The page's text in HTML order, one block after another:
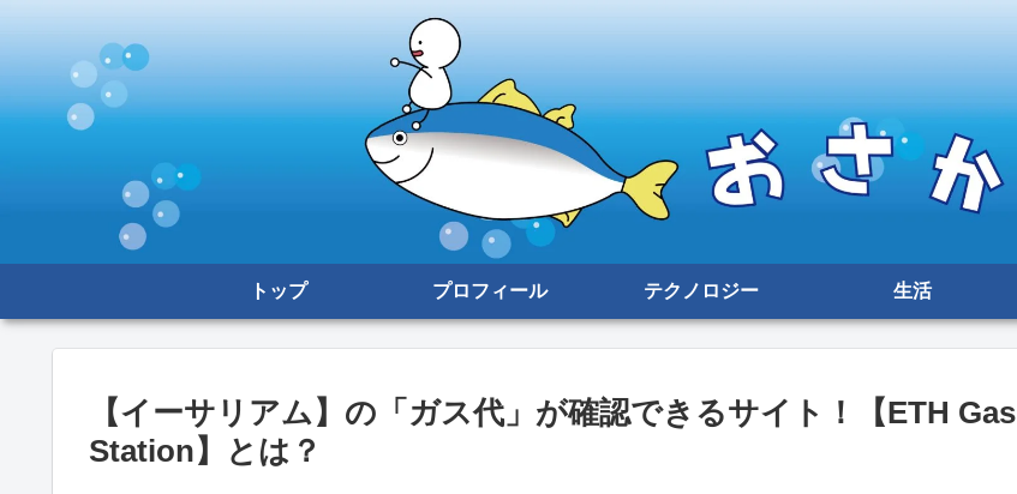
トップ プロフィール テクノロジー 生活
【イーサリアム】の「ガス代」が確認できるサイト！【ETH Gas
Station】とは？